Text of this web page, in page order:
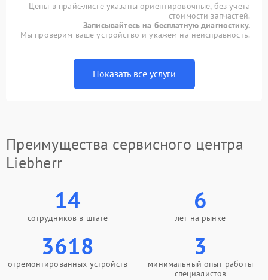
Цены в прайс-листе указаны ориентировочные, без учета
стоимости запчастей.
Записывайтесь на бесплатную диагностику.
Мы проверим ваше устройство и укажем на неисправность.
Показать все услуги
Преимущества сервисного центра
Liebherr
14
сотрудников в штате
6
лет на рынке
3618
отремонтированных устройств
3
минимальный опыт работы
специалистов